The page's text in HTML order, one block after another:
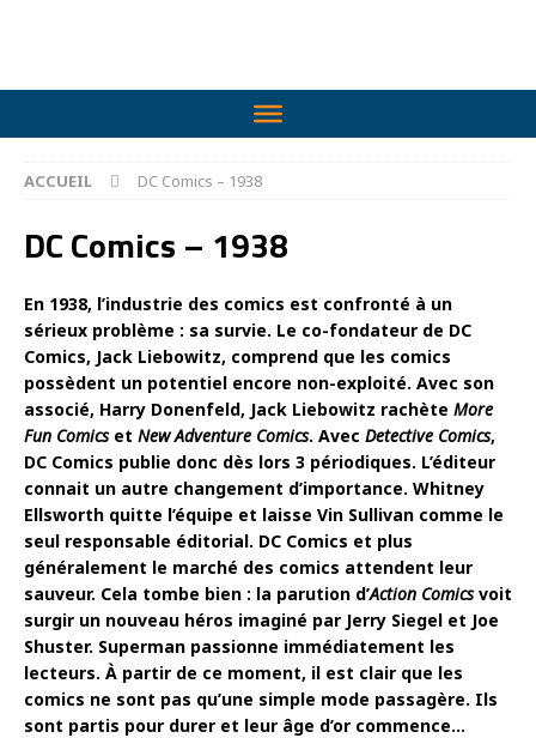
ACCUEIL DC Comics – 1938
DC Comics – 1938
En 1938, l’industrie des comics est confronté à un
sérieux problème : sa survie. Le co-fondateur de DC
Comics, Jack Liebowitz, comprend que les comics
possèdent un potentiel encore non-exploité. Avec son
associé, Harry Donenfeld, Jack Liebowitz rachète More
Fun Comicset New Adventure Comics. Avec Detective Comics,
DC Comics publie donc dès lors 3 périodiques. L’éditeur
connait un autre changement d’importance. Whitney
Ellsworth quitte l’équipe et laisse Vin Sullivan comme le
seul responsable éditorial. DC Comics et plus
généralement le marché des comics attendent leur
sauveur. Cela tombe bien : la parution d’Action Comicsvoit
surgir un nouveau héros imaginé par Jerry Siegel et Joe
Shuster. Superman passionne immédiatement les
lecteurs. À partir de ce moment, il est clair que les
comics ne sont pas qu’une simple mode passagère. Ils
sont partis pour durer et leur âge d’or commence…